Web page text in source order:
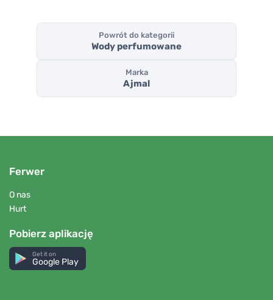
Powrót do kategorii
Wody perfumowane
Marka
Ajmal
Ferwer
O nas
Hurt
Pobierz aplikację
Get it on
Google Play